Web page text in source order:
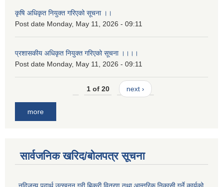
कृषि अधिकृत नियुक्त गरिएको सूचना ।।
Post date Monday, May 11, 2026 - 09:11
प्रशासकीय अधिकृत नियुक्त गरिएको सूचना ।।।।
Post date Monday, May 11, 2026 - 09:11
1 of 20 next ›
more
सार्वजनिक खरिद/बोलपत्र सूचना